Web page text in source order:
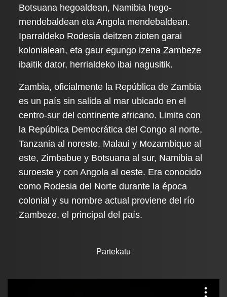
Botsuana hegoaldean, Namibia hego-
mendebaldean eta Angola mendebaldean.
Iparraldeko Rodesia deitzen zioten garai
kolonialean, eta gaur egungo izena Zambeze
ibaitik dator, herrialdeko ibai nagusitik.
Zambia, oficialmente la República de Zambia
es un país sin salida al mar ubicado en el
centro-sur del continente africano. Limita con
la República Democrática del Congo al norte,
Tanzania al noreste, Malaui y Mozambique al
este, Zimbabue y Botsuana al sur, Namibia al
suroeste y con Angola al oeste. Era conocido
como Rodesia del Norte durante la época
colonial y su nombre actual proviene del río
Zambeze, el principal del país.
Partekatu